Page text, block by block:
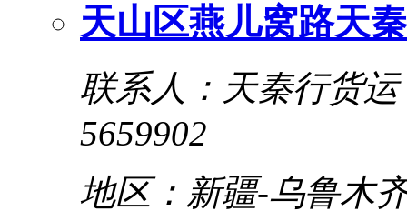
天山区燕儿窝路天
联系人：天秦行货运
5659902
地区：新疆-乌鲁木